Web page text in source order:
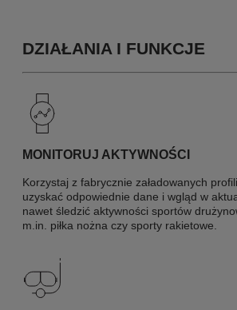
DZIAŁANIA I FUNKCJE
MONITORUJ AKTYWNOŚCI
Korzystaj z fabrycznie załadowanych
uzyskać odpowiednie dane i wgląd w
nawet śledzić aktywności sportów
m.in. piłka nożna czy sporty rakietowe.